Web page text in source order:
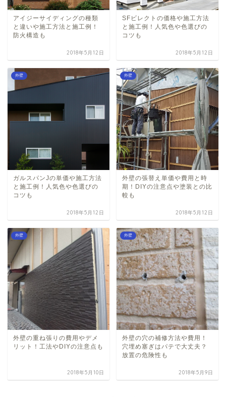
アイジーサイディングの種類
と違いや施工方法と施工例！
防火構造も
2018年5月12日
SFビレクトの価格や施工方法
と施工例！人気色や色選びの
コツも
2018年5月12日
外壁
ガルスパンJの単価や施工方法
と施工例！人気色や色選びの
コツも
2018年5月12日
外壁
外壁の張替え単価や費用と時
期！DIYの注意点や塗装との比
較も
2018年5月12日
外壁
外壁の重ね張りの費用やデメ
リット！工法やDIYの注意点も
2018年5月10日
外壁
外壁の穴の補修方法や費用！
穴埋め塞ぎはパテで大丈夫？
放置の危険性も
2018年5月9日